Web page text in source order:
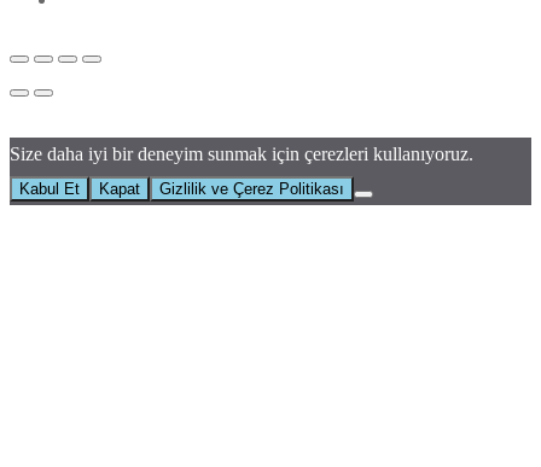
Size daha iyi bir deneyim sunmak için çerezleri kullanıyoruz.
Kabul Et Kapat Gizlilik ve Çerez Politikası